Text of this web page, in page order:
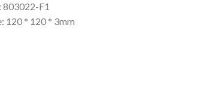
803022-F1
120 * 120 * 3mm